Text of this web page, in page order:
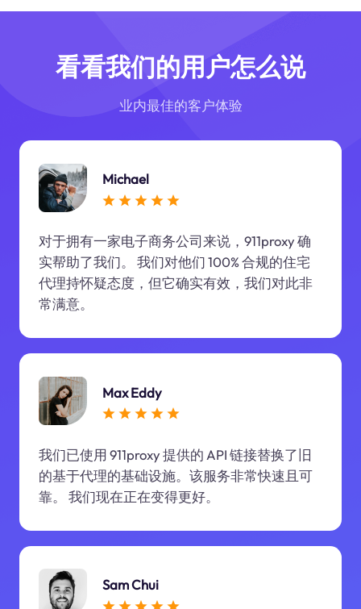
看看我们的用户怎么说
业内最佳的客户体验
Michael
对于拥有一家电子商务公司来说，911proxy 确
实帮助了我们。 我们对他们 100% 合规的住宅
代理持怀疑态度，但它确实有效，我们对此非
常满意。
Max Eddy
我们已使用 911proxy 提供的 API 链接替换了旧
的基于代理的基础设施。该服务非常快速且可
靠。 我们现在正在变得更好。
Sam Chui